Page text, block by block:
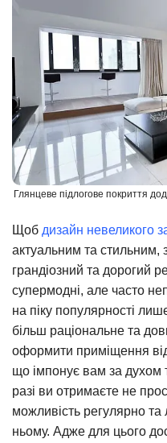
Глянцеве підлогове покриття
Щоб дизайн невеликого
актуальним та стильним,
грандіозний та дорогий
супермодні, але часто
на піку популярності
більш раціональне та
оформити приміщення
що імпонує вам за духом
разі ви отримаєте не
можливість регулярно та
ньому. Адже для цього